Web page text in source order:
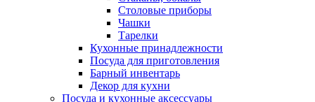
Столовые приборы
Чашки
Тарелки
Кухонные принадлежности
Посуда для приготовления
Барный инвентарь
Декор для кухни
Посуда и кухонные аксессуары